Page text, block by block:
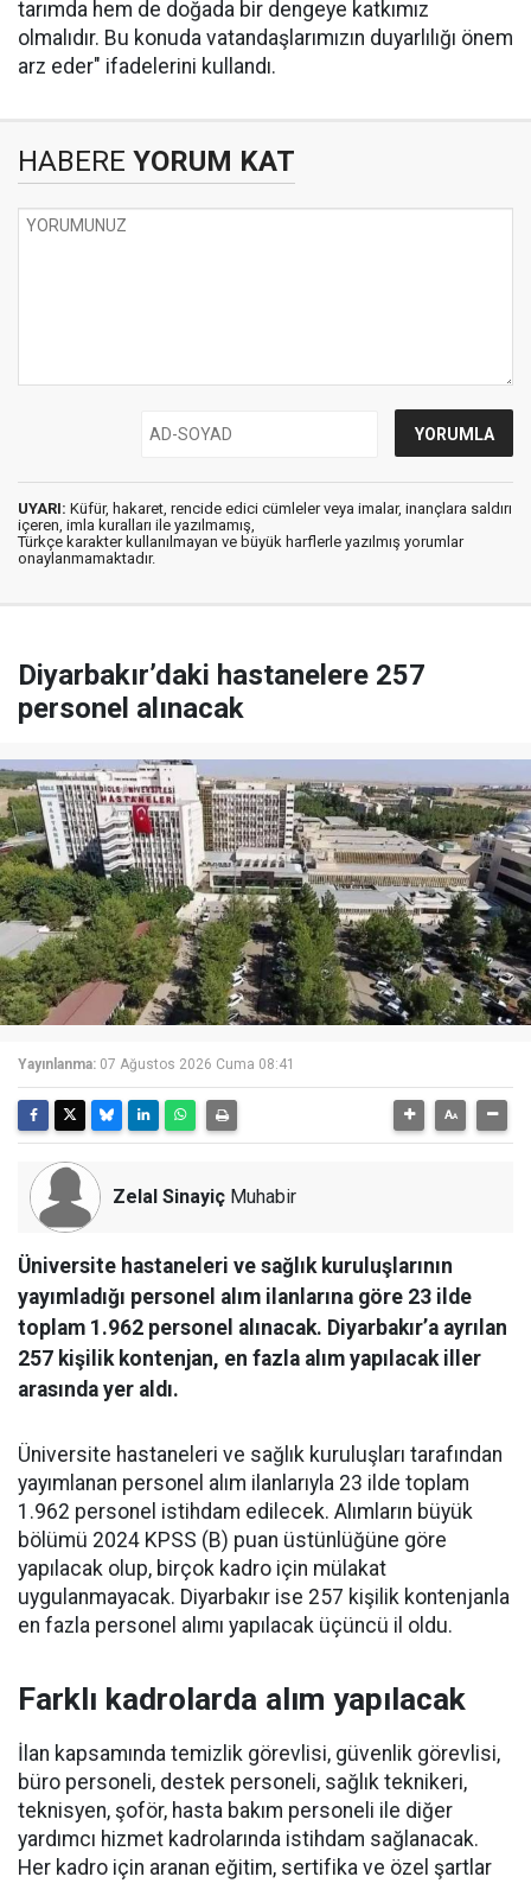
tarımda hem de doğada bir dengeye katkımız
olmalıdır. Bu konuda vatandaşlarımızın duyarlılığı önem
arz eder" ifadelerini kullandı.
HABERE YORUM KAT
UYARI: Küfür, hakaret, rencide edici cümleler veya imalar, inançlara saldırı
içeren, imla kuralları ile yazılmamış,
Türkçe karakter kullanılmayan ve büyük harflerle yazılmış yorumlar
onaylanmamaktadır.
Diyarbakır’daki hastanelere 257
personel alınacak
Yayınlanma: 07 Ağustos 2026 Cuma 08:41
Zelal Sinayiç Muhabir
Üniversite hastaneleri ve sağlık kuruluşlarının
yayımladığı personel alım ilanlarına göre 23 ilde
toplam 1.962 personel alınacak. Diyarbakır’a ayrılan
257 kişilik kontenjan, en fazla alım yapılacak iller
arasında yer aldı.
Üniversite hastaneleri ve sağlık kuruluşları tarafından
yayımlanan personel alım ilanlarıyla 23 ilde toplam
1.962 personel istihdam edilecek. Alımların büyük
bölümü 2024 KPSS (B) puan üstünlüğüne göre
yapılacak olup, birçok kadro için mülakat
uygulanmayacak. Diyarbakır ise 257 kişilik kontenjanla
en fazla personel alımı yapılacak üçüncü il oldu.
Farklı kadrolarda alım yapılacak
İlan kapsamında temizlik görevlisi, güvenlik görevlisi,
büro personeli, destek personeli, sağlık teknikeri,
teknisyen, şoför, hasta bakım personeli ile diğer
yardımcı hizmet kadrolarında istihdam sağlanacak.
Her kadro için aranan eğitim, sertifika ve özel şartlar